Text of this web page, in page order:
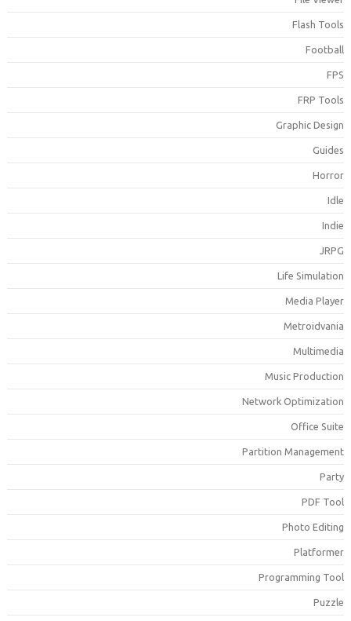
Flash
FRP
Graphic
Life
Media
Music
Network
Office
Partition
PDF
Photo
Programming